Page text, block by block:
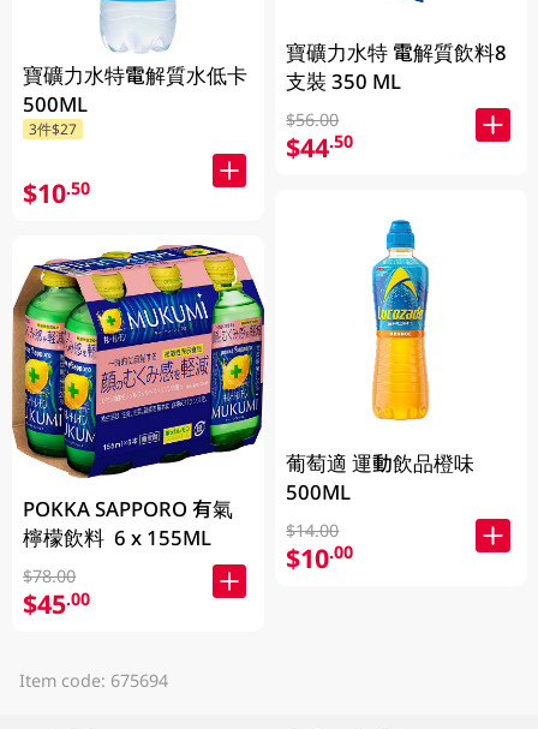
寶礦力水特電解質水低卡
500ML
3件$27
$10.50
POKKA SAPPORO 有氣
檸檬飲料 6 x 155ML
$78.00
$45.00
寶礦力水特 電解質飲料8
支裝 350 ML
$56.00
$44.50
葡萄適 運動飲品橙味
500ML
$14.00
$10.00
Item code: 675694